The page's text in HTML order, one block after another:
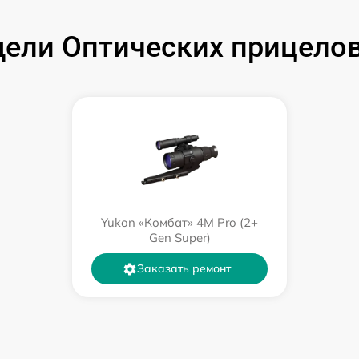
от 60 мин
от 60 мин
от 60 мин
от 60 мин
от 60 мин
Оптических
Yukon «Комбат» 4M Pro (2+
Gen Super)
Заказать ремонт